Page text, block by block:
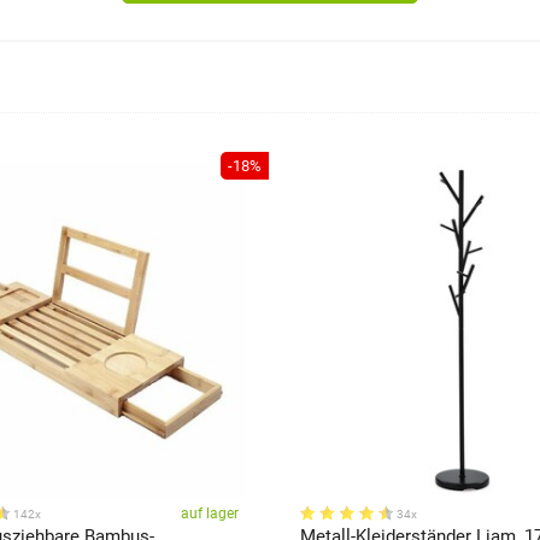
-18%
142x auf lager 34x